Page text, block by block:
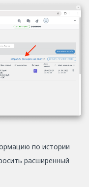
по истории
расширенный